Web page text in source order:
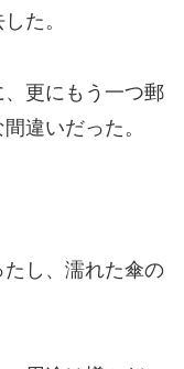
た。
更にもう一つ郵
違いだった。
し、濡れた傘の